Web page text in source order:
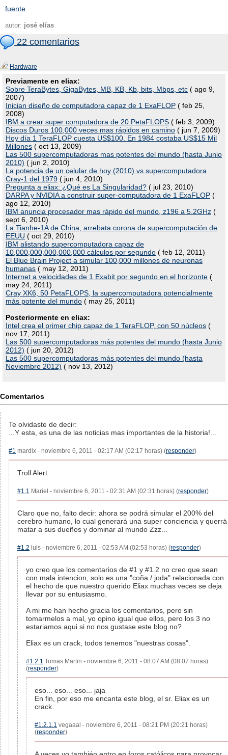
fuente
autor: josé elías
22 comentarios
Hardware
Previamente en eliax:
Sobre TeraBytes, GigaBytes, MB, KB, Kb, bits, Mbps, etc ( ago 9,
2007)
Inician diseño de computadora capaz de 1 ExaFLOP ( feb 25,
2008)
IBM a crear super computadora de 20 PetaFLOPS ( feb 3, 2009)
Discos Duros 100,000 veces mas rápidos en camino ( jun 7, 2009)
Hoy día 1 TeraFLOP cuesta US$100. En 1984 costaba US$15 Mil
Millones ( oct 13, 2009)
Las 500 supercomputadoras mas potentes del mundo (hasta Junio
2010) ( jun 2, 2010)
La potencia de un celular de hoy (2010) vs supercomputadora
Cray-1 del 1979 ( jun 4, 2010)
Pregunta a eliax: ¿Qué es La Singularidad? ( jul 23, 2010)
DARPA y NVIDIA a construir super-computadora de 1 ExaFLOP (
ago 12, 2010)
IBM anuncia procesador mas rápido del mundo, z196 a 5.2GHz (
sept 6, 2010)
La Tianhe-1A de China, arrebata corona de supercomputación de
EEUU ( oct 29, 2010)
IBM alistando supercomputadora capaz de
10,000,000,000,000,000 cálculos por segundo ( feb 12, 2011)
El Blue Brain Project a simular 100,000 millones de neuronas
humanas ( may 12, 2011)
Internet a velocidades de 1 Exabit por segundo en el horizonte (
may 24, 2011)
Cray XK6, 50 PetaFLOPS, la supercomputadora potencialmente
más potente del mundo ( may 25, 2011)
Posteriormente en eliax:
Intel crea el primer chip capaz de 1 TeraFLOP, con 50 núcleos (
nov 17, 2011)
Las 500 supercomputadoras más potentes del mundo (hasta Junio
2012) ( jun 20, 2012)
Las 500 supercomputadoras más potentes del mundo (hasta
Noviembre 2012) ( nov 13, 2012)
Comentarios
Te olvidaste de decir:
...Y esta, es una de las noticias mas importantes de la historia!...
#1 mardix - noviembre 6, 2011 - 02:17 AM (02:17 horas) (responder)
Troll Alert
#1.1 Mariel - noviembre 6, 2011 - 02:31 AM (02:31 horas) (responder)
Claro que no, falto decir: ahora se podrá simular el 200% del
cerebro humano, lo cual generará una super conciencia y querrá
matar a sus dueños y dominar al mundo Zzz...
#1.2 luis - noviembre 6, 2011 - 02:53 AM (02:53 horas) (responder)
yo creo que los comentarios de #1 y #1.2 no creo que sean
con mala intencion, solo es una "coña / joda" relacionada con
el hecho de que nuestro querido Eliax muchas veces se deja
llevar por su entusiasmo.
A mi me han hecho gracia los comentarios, pero sin
tomarmelos a mal, yo opino igual que ellos, pero los 3 no
estariamos aqui si no nos gustase este blog no?
Eliax es un crack, todos tenemos "nuestras cosas".
#1.2.1 Tomas Martin - noviembre 6, 2011 - 08:07 AM (08:07 horas)
(responder)
eso... eso... eso... jaja
En fin, por eso me encanta este blog, el sr. Eliax es un
crack.
#1.2.1.1 vegaaal - noviembre 6, 2011 - 08:21 PM (20:21 horas)
(responder)